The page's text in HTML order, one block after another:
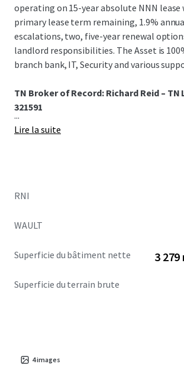
operating on 15-year absolute NNN lease
primary lease term remaining, 1.9%
escalations, two, five-year renewal
landlord responsibilities. The Asset is
branch bank, IT, Security and various
TN Broker of Record: Richard Reid – TN
321591
...
Lire la suite
RNI
WAULT
Superficie du bâtiment nette 3
Superficie du terrain brute
4images